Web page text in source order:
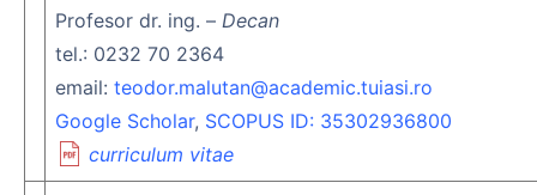
Profesor dr. ing. – Decan
tel.: 0232 70 2364
email: teodor.malutan@academic.tuiasi.ro
Google Scholar, SCOPUS ID: 35302936800
curriculum vitae